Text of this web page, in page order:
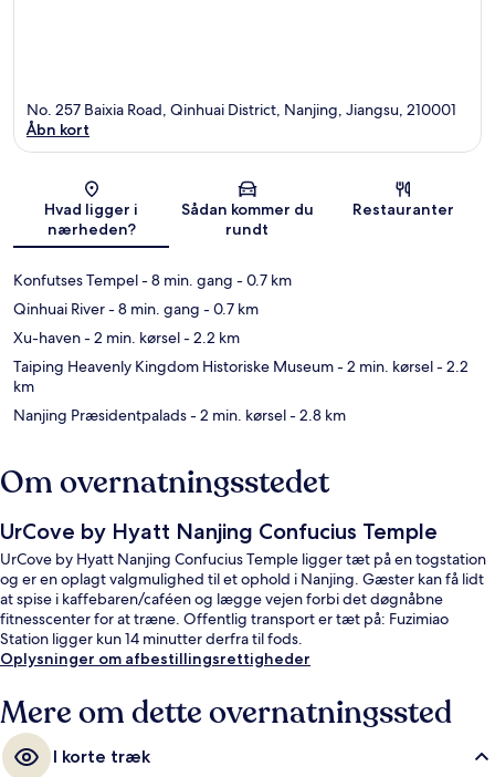
Kort
No. 257 Baixia Road, Qinhuai District, Nanjing, Jiangsu, 210001
Åbn kort
Hvad ligger i
nærheden?
Sådan kommer du
rundt
Restauranter
Konfutses Tempel- 8 min. gang - 0.7 km
Qinhuai River- 8 min. gang - 0.7 km
Xu-haven- 2 min. kørsel- 2.2 km
Taiping Heavenly Kingdom Historiske Museum- 2 min. kørsel- 2.2
km
Nanjing Præsidentpalads- 2 min. kørsel- 2.8 km
Om overnatningsstedet
UrCove by Hyatt Nanjing Confucius Temple
UrCove by Hyatt Nanjing Confucius Temple ligger tæt på en togstation
og er en oplagt valgmulighed til et ophold i Nanjing. Gæster kan få lidt
at spise i kaffebaren/caféen og lægge vejen forbi det døgnåbne
fitnesscenter for at træne. Offentlig transport er tæt på: Fuzimiao
Station ligger kun 14 minutter derfra til fods.
Oplysninger om afbestillingsrettigheder
Mere om dette overnatningssted
I korte træk